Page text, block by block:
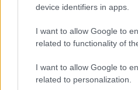
device identifiers in apps.
I want to allow Google to
related to functionality of
I want to allow Google to
related to personalization.
Paolo Pinna
Martina Agostina